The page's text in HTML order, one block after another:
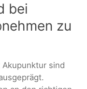
bei
zu
Akupunktur sind